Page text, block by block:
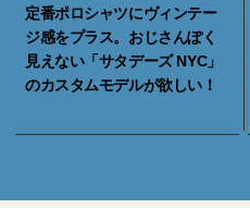
定番ポロシャツにヴィンテー
ジ感をプラス。おじさんぽく
見えない「サタデーズ NYC」
のカスタムモデルが欲しい！